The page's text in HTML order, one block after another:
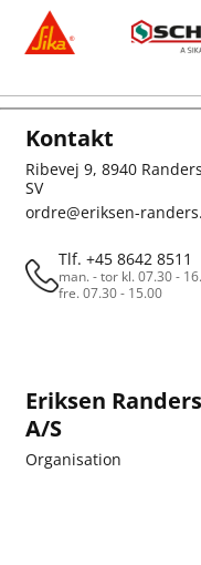
Kontakt
Ribevej 9, 8940 Randers
SV
ordre@eriksen-
Tlf. +45 8642 8511
man. - tor kl. 07.30 -
fre. 07.30 - 15.00
Eriksen Randers
A/S
Organisation